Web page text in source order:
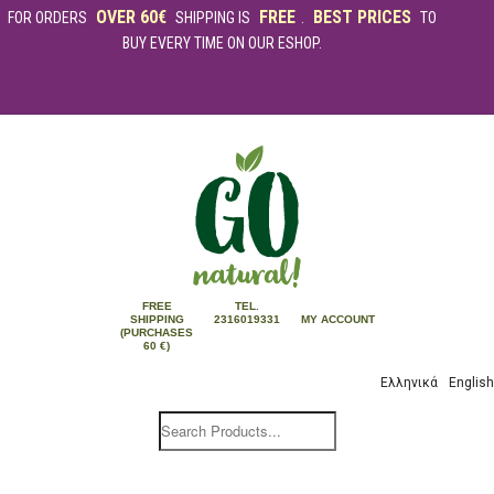
FOR ORDERS OVER 60€ SHIPPING IS FREE BEST PRICES TO
BUY EVERY TIME ON OUR ESHOP.
FREE
SHIPPING
(PURCHASES
60 €)
TEL.
2316019331
MY ACCOUNT
Ελληνικά English
Products